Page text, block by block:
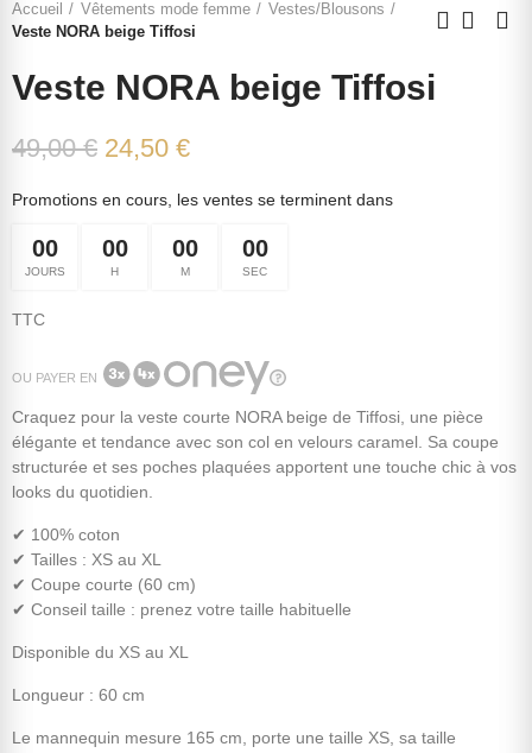
Accueil Vêtements mode femme
Vestes/Blousons
Veste NORA beige Tiffosi
Veste NORA beige Tiffosi
49,00 € 24,50 €
Promotions en cours, les ventes se terminent dans
00
JOURS
00
H
00
M
00
SEC
TTC
OU PAYER EN
Craquez pour la veste courte NORA beige de Tiffosi, une pièce
élégante et tendance avec son col en velours caramel. Sa coupe
structurée et ses poches plaquées apportent une touche chic à vos
looks du quotidien.
✔ 100% coton
✔ Tailles : XS au XL
✔ Coupe courte (60 cm)
✔ Conseil taille : prenez votre taille habituelle
Disponible du XS au XL
Longueur : 60 cm
Le mannequin mesure 165 cm, porte une taille XS, sa taille